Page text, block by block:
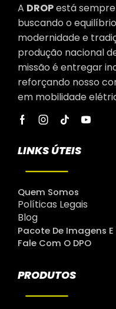
A DROPestá
buscando o
modernidade e
produção nacional
missão é entregar
reforçando nosso
em mobilidade
LINKS ÚTEIS
Quem Somos
Políticas Legais
Blog
Pacote De Imagens
Fale Com O DPO
PRODUTOS